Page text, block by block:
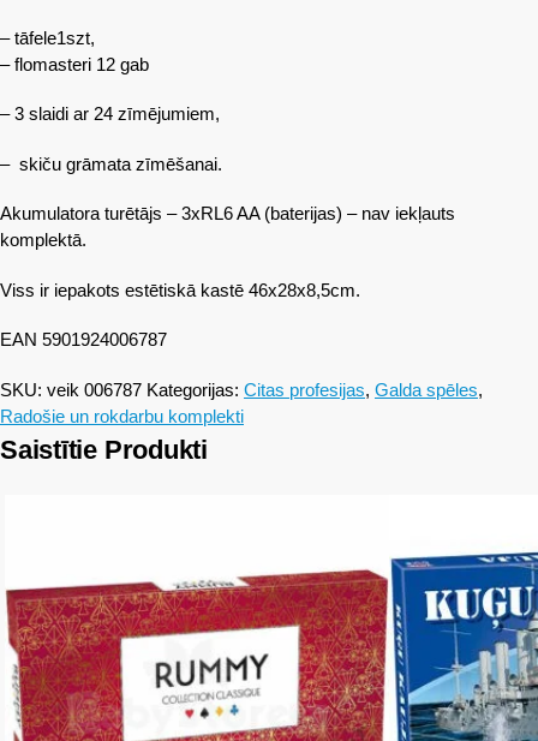
– tāfele1szt,
– flomasteri 12 gab
– 3 slaidi ar 24 zīmējumiem,
– skiču grāmata zīmēšanai.
Akumulatora turētājs – 3xRL6 AA (baterijas) – nav iekļauts
komplektā.
Viss ir iepakots estētiskā kastē 46x28x8,5cm.
EAN 5901924006787
SKU: veik 006787 Kategorijas: Citas profesijas, Galda spēles,
Radošie un rokdarbu komplekti
Saistītie Produkti